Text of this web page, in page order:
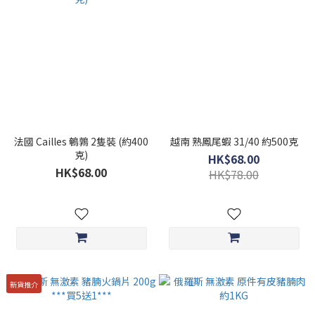
法國 Cailles 鵪鶉 2隻裝 (約400
克)
HK$68.00
越南 熟鳳尾蝦 31/40 約500克
HK$68.00
HK$78.00
新貨推介